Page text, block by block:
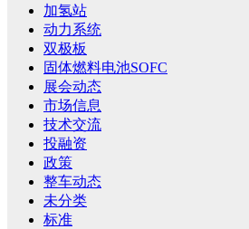
加氢站
动力系统
双极板
固体燃料电池SOFC
展会动态
市场信息
技术交流
投融资
政策
整车动态
未分类
标准